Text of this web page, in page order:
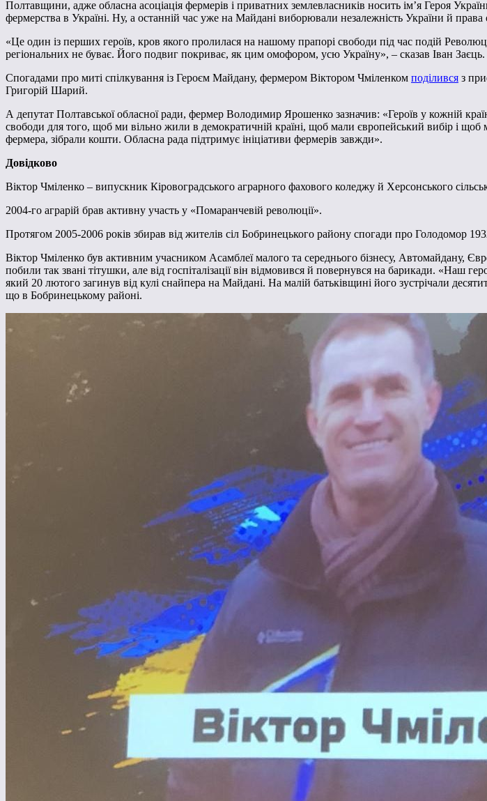
Полтавщини, адже обласна асоціація фермерів і приватних землевласників носить ім’я Героя
фермерства в Україні. Ну, а останній час уже на Майдані виборювали незалежність України й
«Це один із перших героїв, кров якого пролилася на нашому прапорі свободи під час подій
регіональних не буває. Його подвиг покриває, як цим омофором, усю Україну», – сказав Іван Заєць.
Спогадами про миті спілкування із Героєм Майдану, фермером Віктором Чміленком поділився з
Григорій Шарий.
А депутат Полтавської обласної ради, фермер Володимир Ярошенко зазначив: «Героїв у кожній
свободи для того, щоб ми вільно жили в демократичній країні, щоб мали європейський вибір і
фермера, зібрали кошти. Обласна рада підтримує ініціативи фермерів завжди».
Довідково
Віктор Чміленко – випускник Кіровоградського аграрного фахового коледжу й Херсонського
2004-го аграрій брав активну участь у «Помаранчевій революції».
Протягом 2005-2006 років збирав від жителів сіл Бобринецького району спогади про Голодомор
Віктор Чміленко був активним учасником Асамблеї малого та середнього бізнесу, Автомайдану,
побили так звані тітушки, але від госпіталізації він відмовився й повернувся на барикади. «Наш
який 20 лютого загинув від кулі снайпера на Майдані. На малій батьківщині його зустрічали
що в Бобринецькому районі.